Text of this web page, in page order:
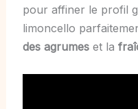
pour affiner le profil
limoncello
des agrumeset la